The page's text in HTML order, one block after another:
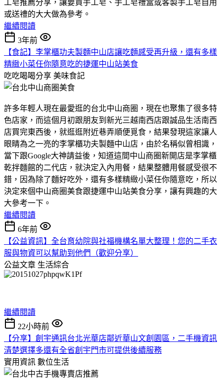
工皂推薦分享，讓要買手工皂、手工皂禮盒或客製手工皂自用
或送禮的大大做為參考。
繼續閱讀
3年前
【食記】李掌櫃功夫製麵中山店讓吃麵感受再升級，還有多樣
精緻小菜任你隨意吃的捷運中山站美食
吃吃喝喝分享 美味食記
許多年輕人現在最愛逛的台北中山商圈，現在也聚集了很多特
色店家，而這個月初跟朋友到新光三越南西店跟誠品生活南西
店買完東西後，就逛逛附近巷弄順便覓食，結果發現這家讓人
眼睛為之一亮的李掌櫃功夫製麵中山店，由於名稱似曾相識，
當下跟Google大神請益後，知道這間中山商圈新開店是李掌櫃
乾拌麵館的二代店，就決定入內用餐，結果整體用餐感受很不
錯，因為除了麵好吃外，還有多樣精緻小菜任你隨意吃，所以
決定來個中山商圈美食跟捷運中山站美食分享，讓有興趣的大
大參考一下。
繼續閱讀
6年前
【公益資訊】全台育幼院與社福機構名單大整理！您的二手衣
服與物資可以幫助到他們（歡迎分享）
公益文章 生活綜合
繼續閱讀
22小時前
【分享】創宇通訊台北光華店鄰近華山文創園區，二手機資訊
清楚選擇多還有全省創宇門市可提供後續服務
實用資訊 數位生活